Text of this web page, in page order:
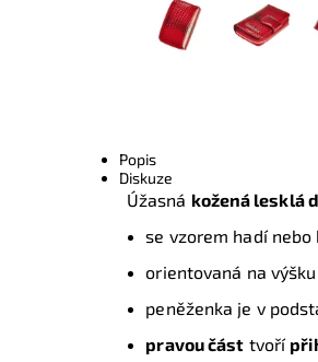
Popis
Diskuze
Úžasná kožená lesklá
se vzorem hadí
orientovaná na výšku
peněženka je v
pravou část tvoří